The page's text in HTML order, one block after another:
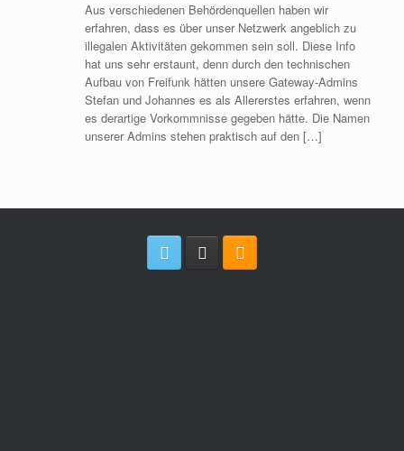
Aus verschiedenen Behördenquellen haben wir
erfahren, dass es über unser Netzwerk angeblich zu
illegalen Aktivitäten gekommen sein soll. Diese Info
hat uns sehr erstaunt, denn durch den technischen
Aufbau von Freifunk hätten unsere Gateway-Admins
Stefan und Johannes es als Allererstes erfahren, wenn
es derartige Vorkommnisse gegeben hätte. Die Namen
unserer Admins stehen praktisch auf den […]